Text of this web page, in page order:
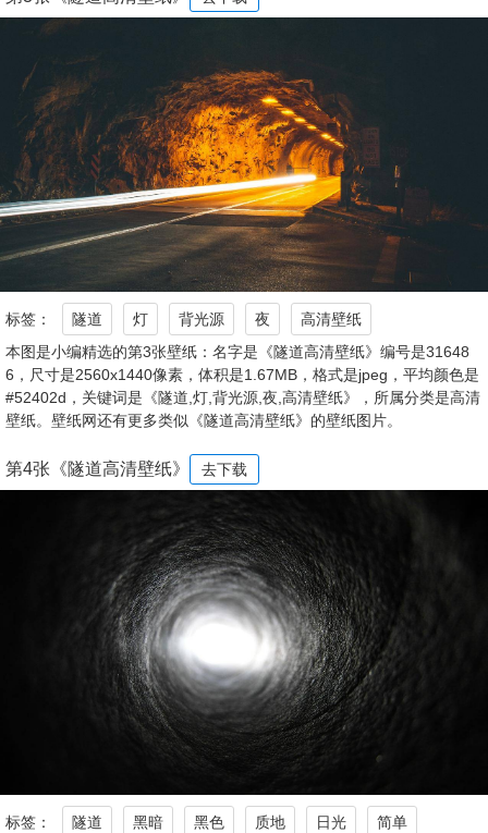
标签： 隧道 灯 背光源 夜
高清壁纸
本图是小编精选的第3张壁纸：名字是《隧道高清壁纸》编号是31648
6，尺寸是2560x1440像素，体积是1.67MB，格式是jpeg，平均颜色是
#52402d，关键词是《隧道,灯,背光源,夜,高清壁纸》，所属分类是高清
壁纸。壁纸网还有更多类似《隧道高清壁纸》的壁纸图片。
第4张《隧道高清壁纸》 去下载
标签： 隧道 黑暗 黑色 质地 日光 简单